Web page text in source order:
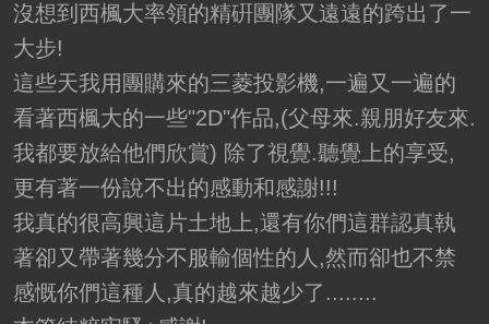
沒想到西楓大率領的精硏團隊又遠遠的跨出了一
大步!
這些天我用團購來的三菱投影機,一遍又一遍的
看著西楓大的一些"2D"作品,(父母來.親朋好友來.
我都要放給他們欣賞) 除了視覺.聽覺上的享受,
更有著一份說不出的感動和感謝!!!
我真的很高興這片土地上,還有你們這群認真執
著卻又帶著幾分不服輸個性的人,然而卻也不禁
感慨你們這種人,真的越來越少了........